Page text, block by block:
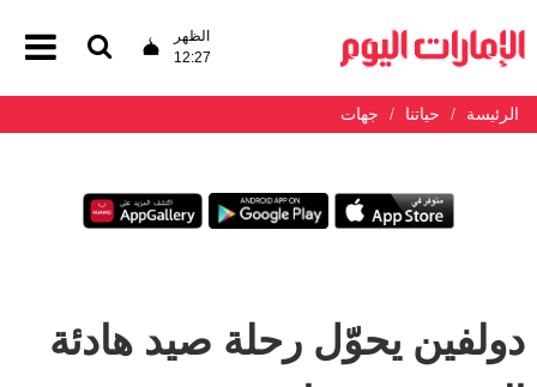
الظهر
12:27
الرئيسة حياتنا جهات
دولفين يحوّل رحلة صيد هادئة